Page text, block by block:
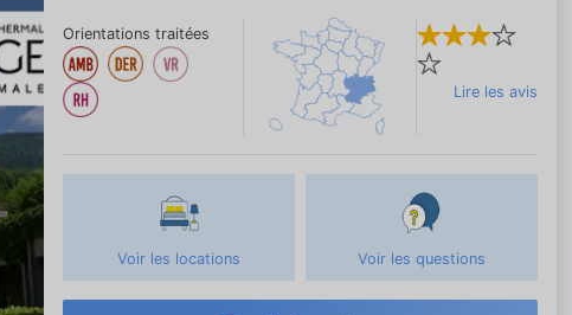
Orientations traitées
Lire les avis
Voir les locations Voir les questions